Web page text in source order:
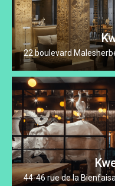
22 boulevard
44-46 rue de la